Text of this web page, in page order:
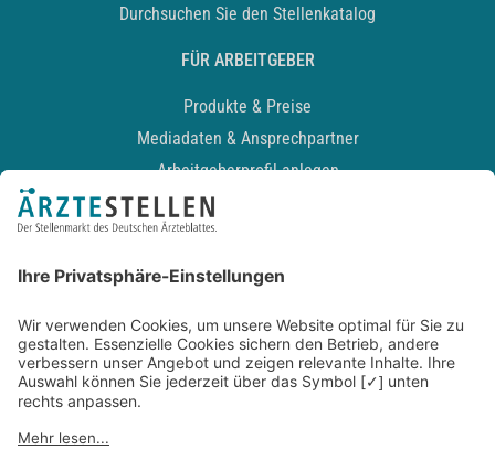
Durchsuchen Sie den Stellenkatalog
FÜR ARBEITGEBER
Produkte & Preise
Mediadaten & Ansprechpartner
Arbeitgeberprofil anlegen
Recruiting-Podcast
Kontakt
Datenschutz
Newsletter